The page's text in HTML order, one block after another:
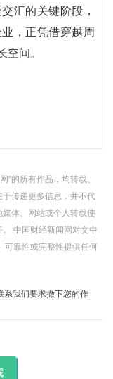
汇的关键阶段，
，正凭借穿越周
空间。
"的所有作品，均转载、
传递更多信息，并不代
体、网站或个人转载使
中国财经新闻网对文中
可靠性或完整性提供任何
系我们要求撤下您的作